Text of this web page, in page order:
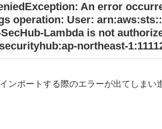
An error
operation: User:
Lambda is not
northeast-
ンポートする際のエラーが出てしまい